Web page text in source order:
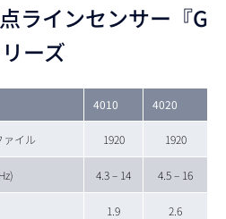
ラインセンサー『G
ーズ
4010 4020
イル 1920 1920
4.3 – 14 4.5 – 16
1.9 2.6